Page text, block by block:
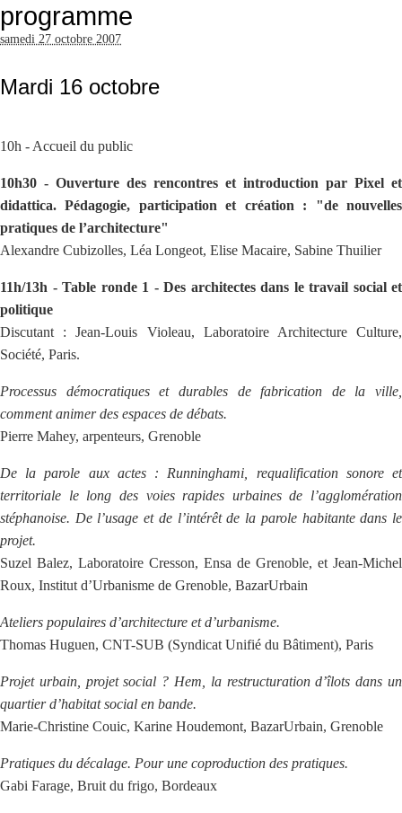
programme
samedi 27 octobre 2007
Mardi 16 octobre
10h - Accueil du public
10h30 - Ouverture des rencontres et introduction par Pixel et
didattica. Pédagogie, participation et création : "de nouvelles
pratiques de l’architecture"
Alexandre Cubizolles, Léa Longeot, Elise Macaire, Sabine Thuilier
11h/13h - Table ronde 1 - Des architectes dans le travail social et
politique
Discutant : Jean-Louis Violeau, Laboratoire Architecture Culture,
Société, Paris.
Processus démocratiques et durables de fabrication de la ville,
comment animer des espaces de débats.
Pierre Mahey, arpenteurs, Grenoble
De la parole aux actes : Runninghami, requalification sonore et
territoriale le long des voies rapides urbaines de l’agglomération
stéphanoise. De l’usage et de l’intérêt de la parole habitante dans le
projet.
Suzel Balez, Laboratoire Cresson, Ensa de Grenoble, et Jean-Michel
Roux, Institut d’Urbanisme de Grenoble, BazarUrbain
Ateliers populaires d’architecture et d’urbanisme.
Thomas Huguen, CNT-SUB (Syndicat Unifié du Bâtiment), Paris
Projet urbain, projet social ? Hem, la restructuration d’îlots dans un
quartier d’habitat social en bande.
Marie-Christine Couic, Karine Houdemont, BazarUrbain, Grenoble
Pratiques du décalage. Pour une coproduction des pratiques.
Gabi Farage, Bruit du frigo, Bordeaux